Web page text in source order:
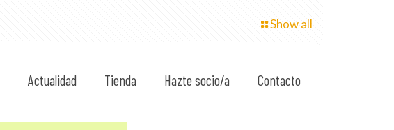
Actualidad Tienda Hazte socio/a Contacto
Show all